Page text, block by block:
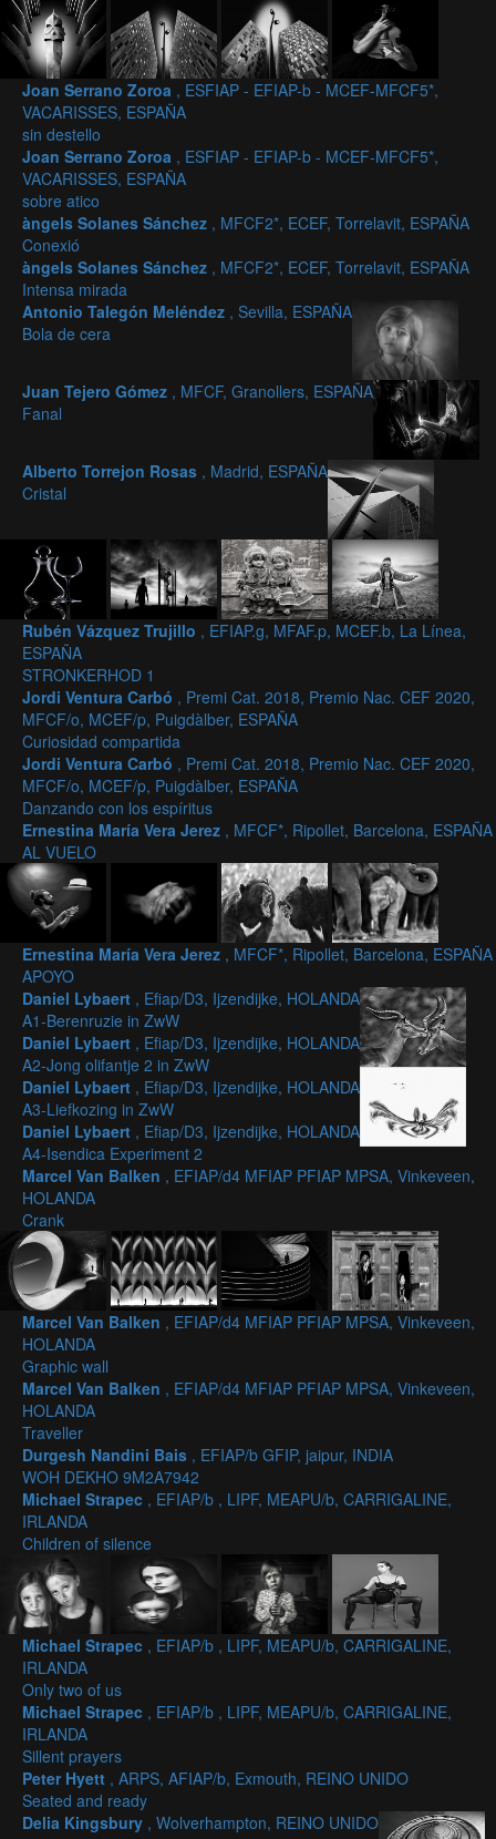
Joan Serrano Zoroa , ESFIAP - EFIAP-b - MCEF-MFCF5*,
VACARISSES, ESPAÑA
sin destello
Joan Serrano Zoroa , ESFIAP - EFIAP-b - MCEF-MFCF5*,
VACARISSES, ESPAÑA
sobre atico
àngels Solanes Sánchez , MFCF2*, ECEF, Torrelavit, ESPAÑA
Conexió
àngels Solanes Sánchez , MFCF2*, ECEF, Torrelavit, ESPAÑA
Intensa mirada
Antonio Talegón Meléndez , Sevilla, ESPAÑA
Bola de cera
Juan Tejero Gómez , MFCF, Granollers, ESPAÑA
Fanal
Alberto Torrejon Rosas , Madrid, ESPAÑA
Cristal
Rubén Vázquez Trujillo , EFIAP.g, MFAF.p, MCEF.b, La Línea,
ESPAÑA
STRONKERHOD 1
Jordi Ventura Carbó , Premi Cat. 2018, Premio Nac. CEF 2020,
MFCF/o, MCEF/p, Puigdàlber, ESPAÑA
Curiosidad compartida
Jordi Ventura Carbó , Premi Cat. 2018, Premio Nac. CEF 2020,
MFCF/o, MCEF/p, Puigdàlber, ESPAÑA
Danzando con los espíritus
Ernestina María Vera Jerez , MFCF*, Ripollet, Barcelona, ESPAÑA
AL VUELO
Ernestina María Vera Jerez , MFCF*, Ripollet, Barcelona, ESPAÑA
APOYO
Daniel Lybaert , Efiap/D3, Ijzendijke, HOLANDA
A1-Berenruzie in ZwW
Daniel Lybaert , Efiap/D3, Ijzendijke, HOLANDA
A2-Jong olifantje 2 in ZwW
Daniel Lybaert , Efiap/D3, Ijzendijke, HOLANDA
A3-Liefkozing in ZwW
Daniel Lybaert , Efiap/D3, Ijzendijke, HOLANDA
A4-Isendica Experiment 2
Marcel Van Balken , EFIAP/d4 MFIAP PFIAP MPSA, Vinkeveen,
HOLANDA
Crank
Marcel Van Balken , EFIAP/d4 MFIAP PFIAP MPSA, Vinkeveen,
HOLANDA
Graphic wall
Marcel Van Balken , EFIAP/d4 MFIAP PFIAP MPSA, Vinkeveen,
HOLANDA
Traveller
Durgesh Nandini Bais , EFIAP/b GFIP, jaipur, INDIA
WOH DEKHO 9M2A7942
Michael Strapec , EFIAP/b , LIPF, MEAPU/b, CARRIGALINE,
IRLANDA
Children of silence
Michael Strapec , EFIAP/b , LIPF, MEAPU/b, CARRIGALINE,
IRLANDA
Only two of us
Michael Strapec , EFIAP/b , LIPF, MEAPU/b, CARRIGALINE,
IRLANDA
Sillent prayers
Peter Hyett , ARPS, AFIAP/b, Exmouth, REINO UNIDO
Seated and ready
Delia Kingsbury , Wolverhampton, REINO UNIDO